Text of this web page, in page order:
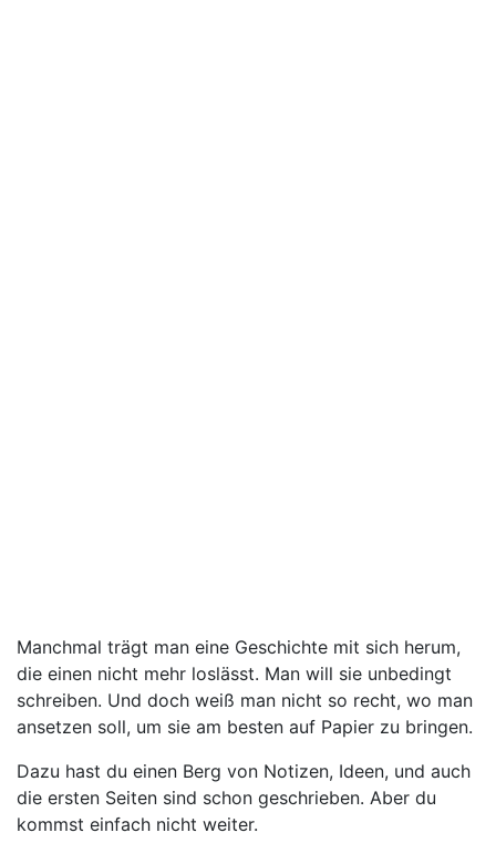
Manchmal trägt man eine Geschichte mit sich herum,
die einen nicht mehr loslässt. Man will sie unbedingt
schreiben. Und doch weiß man nicht so recht, wo man
ansetzen soll, um sie am besten auf Papier zu bringen.
Dazu hast du einen Berg von Notizen, Ideen, und auch
die ersten Seiten sind schon geschrieben. Aber du
kommst einfach nicht weiter.